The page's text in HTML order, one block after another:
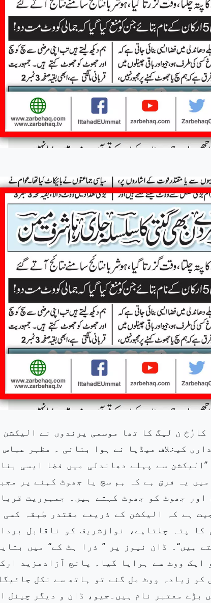
ن لیگ کا تھا موسمی پرندوں نے الیکشن
کیخلاف میڈیا نے ہوا بنائی ۔ مظہر عباس
سے پہلے دھاندلی میں فضا ایسی
یہ فرق ہے کہ ہم سچ یا جھوٹ کہنے پر
جھوٹ کو جھوٹ کہتے ہیں۔ جمہوریت
ہے کہ الیکشن کے ذریعے مقتدر طبقہ کسی
پتہ چلتاہے، نوازشریف کو ناقابل
ڈان نیوز پر ’’ ذرا ہٹ کے‘‘ میں بتایا
ایک ووٹ سے ہرایا گیا۔ پانچ آزادمزید
زیادہ ووٹ مل گئے تو ہاتھ سے نکل
بڑے معتبر نام ہیں۔جیو، ڈان و دیگر چینل